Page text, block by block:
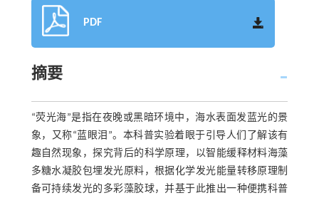
PDF
摘要
“荧光海”是指在夜晚或黑暗环境中，海水表面发蓝光的景
象，又称“蓝眼泪”。本科普实验着眼于引导人们了解该有
趣自然现象，探究背后的科学原理，以智能缓释材料海藻
多糖水凝胶包埋发光原料，根据化学发光能量转移原理制
备可持续发光的多彩藻胶球，并基于此推出一种便携科普